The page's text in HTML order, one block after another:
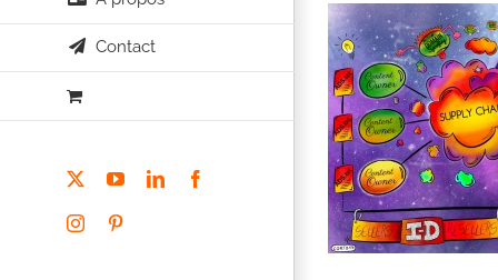
Contact
YouTubeLinkedIn
Instagram